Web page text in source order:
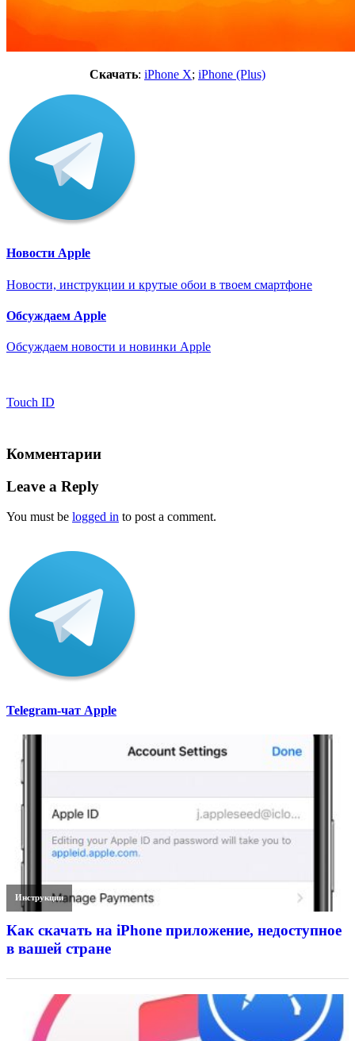
Скачать: iPhone X; iPhone (Plus)
Новости Apple
Новости, инструкции и крутые обои в твоем смартфоне
Обсуждаем Apple
Обсуждаем новости и новинки Apple
Touch ID
Комментарии
Leave a Reply
You must be logged in to post a comment.
Telegram-чат Apple
Инструкции
Как скачать на iPhone приложение, недоступное
в вашей стране